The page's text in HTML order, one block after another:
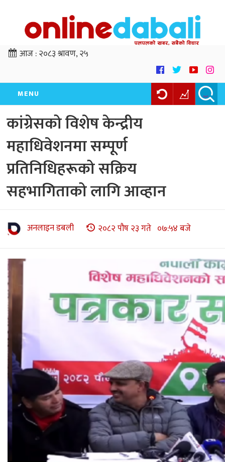
आज :२०८३ श्रावण, २५
MENU
कांग्रेसको विशेष केन्द्रीय
महाधिवेशनमा सम्पूर्ण
प्रतिनिधिहरूको सक्रिय
सहभागिताको लागि आव्हान
अनलाइन डबली २०८२ पौष २३ गते ०७:५४ बजे